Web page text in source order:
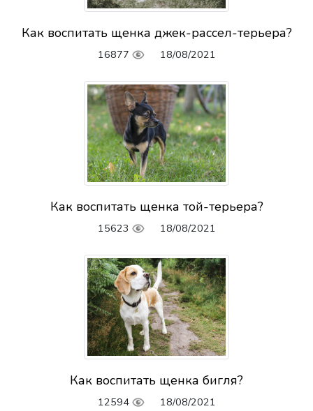
Как воспитать щенка джек-рассел-терьера?
16877 18/08/2021
Как воспитать щенка той-терьера?
15623 18/08/2021
Как воспитать щенка бигля?
12594 18/08/2021